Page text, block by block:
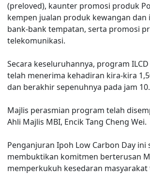
(preloved), kaunter promosi produk
kempen jualan produk kewangan dan
bank-bank tempatan, serta promosi
telekomunikasi.
Secara keseluruhannya, program
telah menerima kehadiran kira-kira
dan berakhir sepenuhnya pada jam
Majlis perasmian program telah
Ahli Majlis MBI, Encik Tang Cheng Wei.
Penganjuran Ipoh Low Carbon Day ini
membuktikan komitmen berterusan
memperkukuh kesedaran